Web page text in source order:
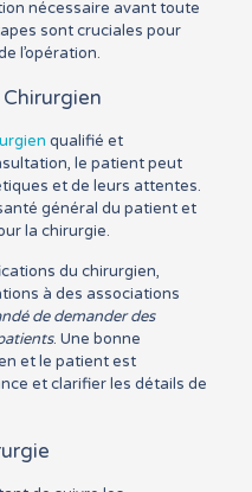
nécessaire avant toute
sont cruciales pour
l’opération.
qualifié et
le patient peut
et de leurs attentes.
général du patient et
la chirurgie.
du chirurgien,
à des associations
de demander des
. Une bonne
et le patient est
et clarifier les détails de